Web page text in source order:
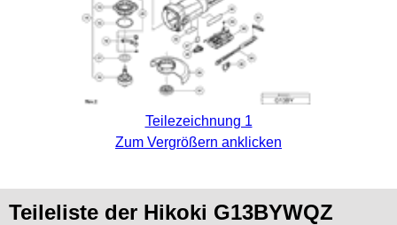
Teilezeichnung 1
Zum Vergrößern anklicken
Teileliste der Hikoki G13BYWQZ